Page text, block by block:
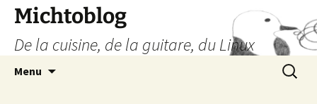
Aller
contenu
Michtoblog
De la cuisine, de la guitare, du Linux
Menu